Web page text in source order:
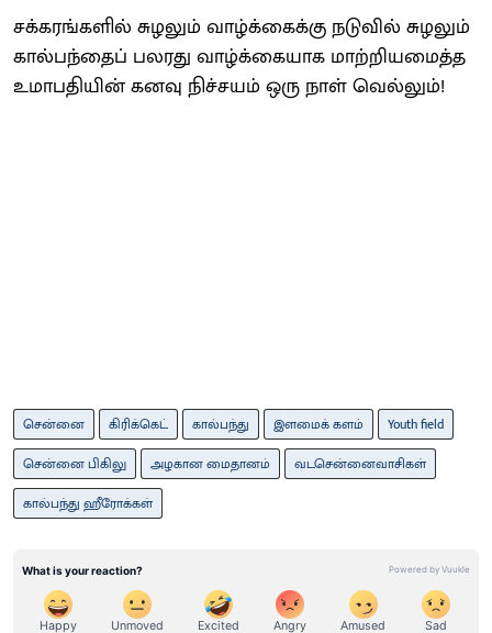
சக்கரங்களில் சுழலும் வாழ்க்கைக்கு நடுவில் சுழலும்
கால்பந்தைப் பலரது வாழ்க்கையாக மாற்றியமைத்த
உமாபதியின் கனவு நிச்சயம் ஒரு நாள் வெல்லும்!
சென்னை கிரிக்கெட் கால்பந்து இளமைக் களம்
Youth field
சென்னை பிகிலு
அழகான மைதானம்
வடசென்னைவாசிகள்
கால்பந்து ஹீரோக்கள்